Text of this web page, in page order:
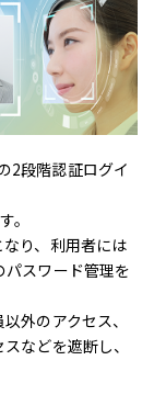
2段階認証ログイ
。
り、利用者には
パスワード管理を
外のアクセス、
などを遮断し、